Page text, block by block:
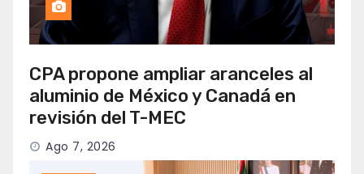
CPA propone ampliar aranceles al
aluminio de México y Canadá en
revisión del T-MEC
Ago 7, 2026